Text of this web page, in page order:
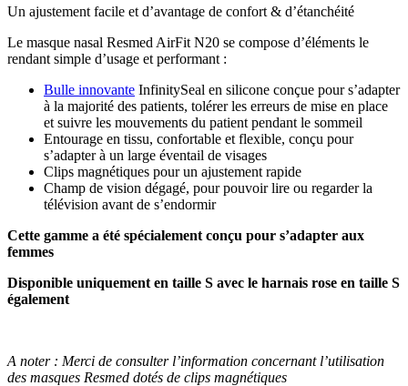
Un ajustement facile et d’avantage de confort & d’étanchéité
Le masque nasal Resmed AirFit N20 se compose d’éléments le
rendant simple d’usage et performant :
Bulle innovante InfinitySeal en silicone conçue pour s’adapter
à la majorité des patients, tolérer les erreurs de mise en place
et suivre les mouvements du patient pendant le sommeil
Entourage en tissu, confortable et flexible, conçu pour
s’adapter à un large éventail de visages
Clips magnétiques pour un ajustement rapide
Champ de vision dégagé, pour pouvoir lire ou regarder la
télévision avant de s’endormir
Cette gamme a été spécialement conçu pour s’adapter aux
femmes
Disponible uniquement en taille S avec le harnais rose en taille S
également
A noter : Merci de consulter l’information concernant l’utilisation
des masques Resmed dotés de clips magnétiques